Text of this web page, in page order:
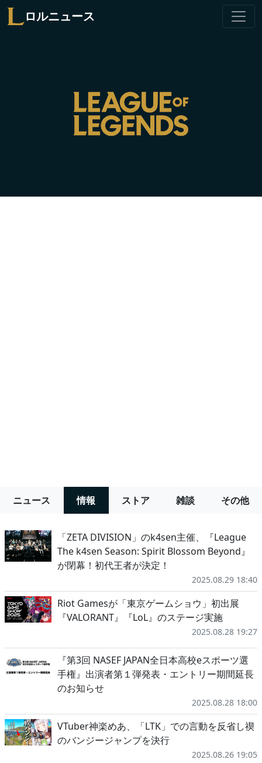
ロルニュース
ニュース 情報 ストア 雑談 その他
「ZETA DIVISION」のk4sen主催、『League
The k4sen Season: Spirit Blossom Beyond』
が閉幕！初代王者が決定！
2025.08.29 18:40
Riot Gamesが「東京ゲームショウ」初出展
『VALORANT』『LoL』のステージ実施
2025.08.28 19:27
『第3回 NASEF JAPAN全日本高校eスポーツ選
手権』出演者第１弾発表・エントリー期間延長
のお知らせ
2025.08.28 18:00
VTuber神楽めあ、「LTK」での言動を反省し禊
のバンジージャンプを決行
2025.08.26 19:05